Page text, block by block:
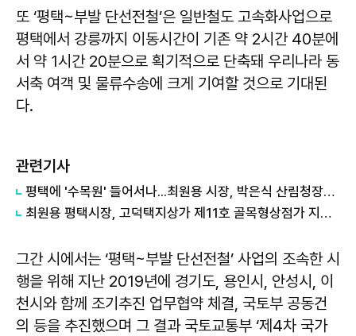
또 ‘평택~부발 단선전철’은 일반철도 고속화사업으로
평택에서 강릉까지 이동시간이 기존 약 2시간 40분에
서 약 1시간 20분으로 획기적으로 단축돼 우리나라 동
서축 여객 및 물류수송에 크게 기여할 것으로 기대된
다.
관련기사
평택에 '수목원' 들어서나...최원용 시장, 박은식 산림청장에게 국유지 활용 건의
최원용 평택시장, 고덕택지상가 제11호 골목형상점가 지정...온누리상품권 사용 기반 확대
그간 시에서는 ‘평택~부발 단선전철’ 사업의 조속한 시
행을 위해 지난 2019년에 경기도, 용인시, 안성시, 이
천시와 함께 조기추진 업무협약 체결, 국토부 공동건
의 등을 추진했으며 그 결과 국토교통부 ‘제4차 국가